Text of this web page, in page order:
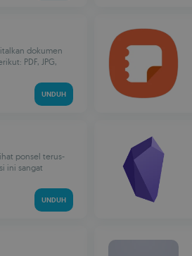
dokumen
PDF, JPG,
UNDUH
ponsel terus-
ini sangat
UNDUH